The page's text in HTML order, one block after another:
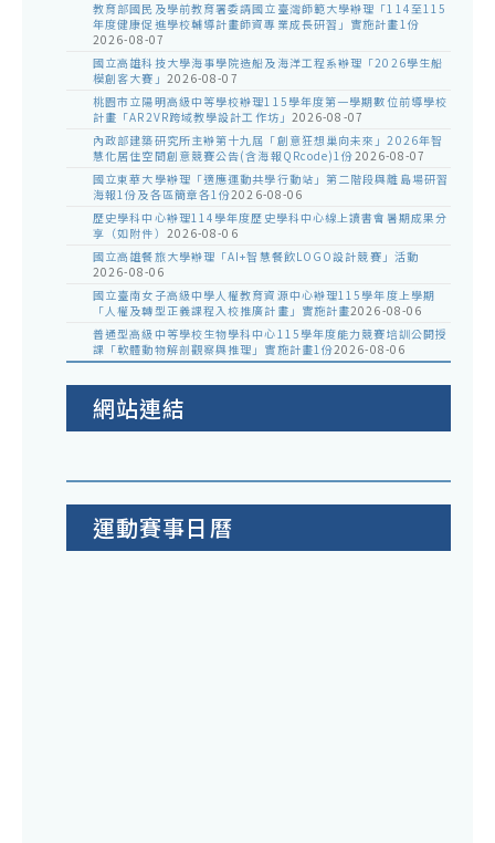
教育部國民及學前教育署委請國立臺灣師範大學辦理「114至115
年度健康促進學校輔導計畫師資專業成長研習」實施計畫1份
2026-08-07
國立高雄科技大學海事學院造船及海洋工程系辦理「2026學生船
模創客大賽」 2026-08-07
桃園市立陽明高級中等學校辦理115學年度第一學期數位前導學校
計畫「AR2VR跨域教學設計工作坊」 2026-08-07
內政部建築研究所主辦第十九屆「創意狂想巢向未來」2026年智
慧化居住空間創意競賽公告(含海報QRcode)1份2026-08-07
國立東華大學辦理「適應運動共學行動站」第二階段與離島場研習
海報1份及各區簡章各1份2026-08-06
歷史學科中心辦理114學年度歷史學科中心線上讀書會暑期成果分
享（如附件） 2026-08-06
國立高雄餐旅大學辦理「AI+智慧餐飲LOGO設計競賽」活動
2026-08-06
國立臺南女子高級中學人權教育資源中心辦理115學年度上學期
「人權及轉型正義課程入校推廣計畫」實施計畫2026-08-06
普通型高級中等學校生物學科中心115學年度能力競賽培訓公開授
課「軟體動物解剖觀察與推理」實施計畫1份2026-08-06
網站連結
運動賽事日曆